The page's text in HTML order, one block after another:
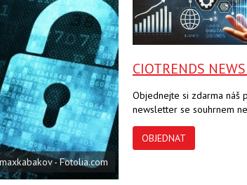
a
F
a
c
e
b
o
o
k
u
a
s
í
t
X
- Fotolia.com
CIOTRENDS
Objednejte si zdarma náš
newsletter se souhrnem
OBJEDNAT